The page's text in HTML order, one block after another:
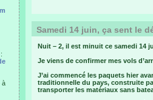
à
Samedi 14 juin, ça sent le
Nuit – 2, il est minuit ce samedi 14
Je viens de confirmer mes vols
J’ai commencé les paquets hier
traditionnelle du pays, construite
transporter les matériaux sans